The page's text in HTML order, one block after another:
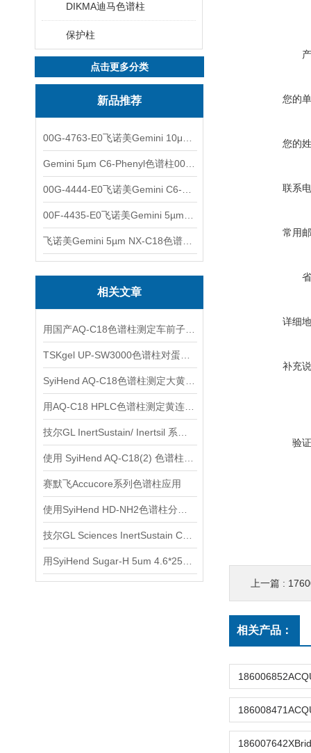
DIKMA迪马色谱柱
保护柱
点击更多分类
新品推荐
相关文章
赛默飞Accucore系列色谱柱应用
您的
您的
联系
常用
详细
补充
验
上一篇 :
相关产品：